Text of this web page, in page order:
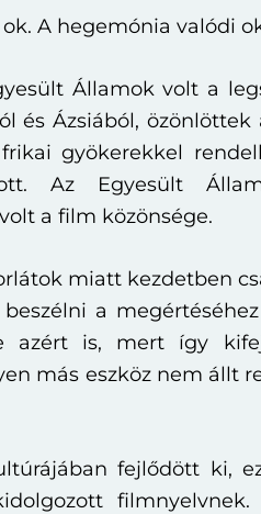
A hegemónia valódi
Államok volt a
és Ázsiából,
gyökerekkel
Az Egyesült
a film közönsége.
miatt kezdetben
a
azért is, mert így
más eszköz nem állt
fejlődött ki,
filmnyelvnek.